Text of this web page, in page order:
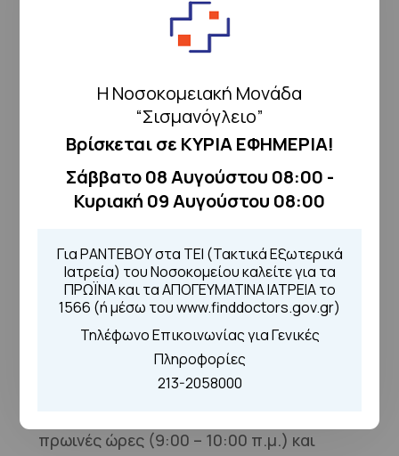
Η Νοσοκομειακή Μονάδα
“Σισμανόγλειο”
Βρίσκεται σε ΚΥΡΙΑ ΕΦΗΜΕΡΙΑ!
Σάββατο 08 Αυγούστου 08:00 -
Κυριακή 09 Αυγούστου 08:00
Για ΡΑΝΤΕΒΟΥ στα ΤΕΙ (Τακτικά Εξωτερικά
Ιατρεία) του Νοσοκομείου καλείτε για τα
ΠΡΩΪΝΑ και τα ΑΠΟΓΕΥΜΑΤΙΝΑ ΙΑΤΡΕΙΑ το
1566 (ή μέσω του www.finddoctors.gov.gr)
Τηλέφωνο Επικοινωνίας για Γενικές
Πληροφορίες
213-2058000
Διαπίστευση εξετάσεων πήξης (PT,
INR, APTT, FIBRIN, DDIMERS, ATIII) κατά
Διαπίστευση γενικής αίματος κατά
ISO 15189:2022
Παρακολούθηση Ελληνικών και
Διεθνών Συνεδρίων
Εκπαιδευτικό πρόγραμμα για
ειδικευόμενους ιατρούς,
τεχνολόγους, βοηθούς Ιατρικών
Εργαστηρίων και σπουδαστές ΙΕΚ
Πρόγραμμα Εκπαιδευτικών Μαθημάτων
πρωινές ώρες (9:00 – 10:00 π.μ.) και